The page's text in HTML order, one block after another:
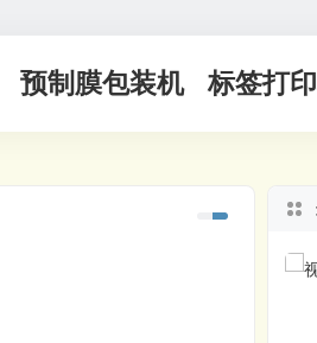
预制膜包装机 标签打